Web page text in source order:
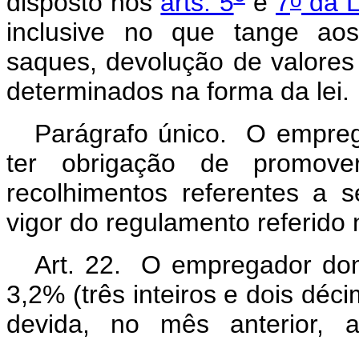
inclusive no que tange
saques, devolução de
determinados na forma da lei.
Parágrafo único. O
ter obrigação de
recolhimentos referentes a
vigor do regulamento referido
Art. 22. O empregador
3,2% (três inteiros e dois
devida, no mês anterior,